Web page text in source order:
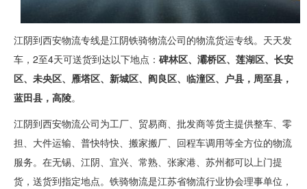
江阴到西安物流专线是江阴铁骑物流公司的物流货运专线。天天发
车，2至4天可送货到达以下地点： 碑林区、灞桥区、莲湖区、长安
区、未央区、雁塔区、新城区、阎良区、临潼区、户县，周至县，
蓝田县，高陵。
江阴到西安物流公司为工厂、贸易商、批发商等货主提供整车、零
担、大件运输、普快特快、搬家搬厂、回程车调用等全方位的物流
服务。在无锡、江阴、宜兴、常熟、张家港、苏州都可以上门提
货，送货到指定地点。铁骑物流是江苏省物流行业协会理事单位，